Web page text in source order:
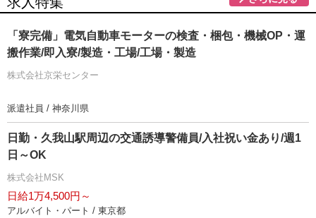
「寮完備」電気自動車モーターの検査・梱包・機械OP・運
搬作業/即入寮/製造・工場/工場・製造
株式会社京栄センター
派遣社員 / 神奈川県
日勤・久我山駅周辺の交通誘導警備員/入社祝い金あり/週1
日～OK
株式会社MSK
日給1万4,500円～
アルバイト・パート / 東京都